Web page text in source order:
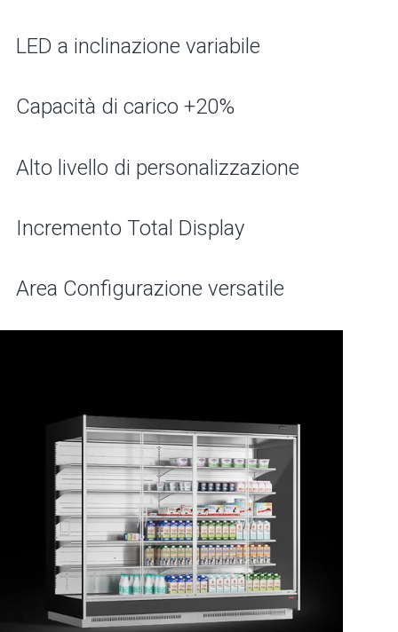
LED a inclinazione variabile
Capacità di carico +20%
Alto livello di personalizzazione
Incremento Total Display
Area Configurazione versatile